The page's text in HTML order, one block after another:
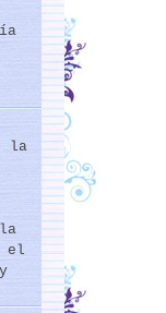
la
el